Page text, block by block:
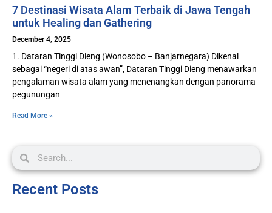
7 Destinasi Wisata Alam Terbaik di Jawa Tengah
untuk Healing dan Gathering
December 4, 2025
1. Dataran Tinggi Dieng (Wonosobo – Banjarnegara) Dikenal
sebagai “negeri di atas awan”, Dataran Tinggi Dieng menawarkan
pengalaman wisata alam yang menenangkan dengan panorama
pegunungan
Read More »
Recent Posts